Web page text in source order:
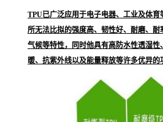
TPU已广泛应用于电子电器、工业及体
所无法比拟的强度高、韧性好、耐磨、
气候等特性，同时他具有高防水性透湿
暖、抗紫外线以及能量释放等许多优异的